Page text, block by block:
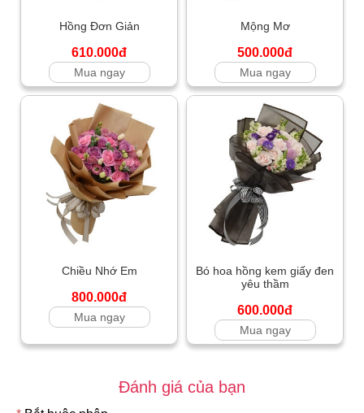
Hồng Đơn Giản
610.000đ
Mua ngay
Mộng Mơ
500.000đ
Mua ngay
Chiều Nhớ Em
800.000đ
Mua ngay
Bó hoa hồng kem giấy đen
yêu thầm
600.000đ
Mua ngay
Đánh giá của bạn